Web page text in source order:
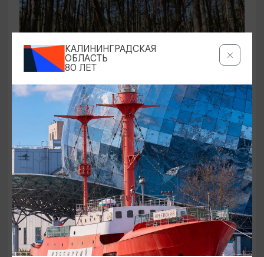
ЭКСКУРСИИ УЧРЕЖДЕНИЙ КУЛЬТУРЫ
Аудиоспектакль «Истории Куршской
косы»
01.02.2026 - 31.12.2026, 13:00
Куршская коса
ОТ 2500₽
КАЛИНИНГРАДСКАЯ
ОБЛАСТЬ
80 ЛЕТ